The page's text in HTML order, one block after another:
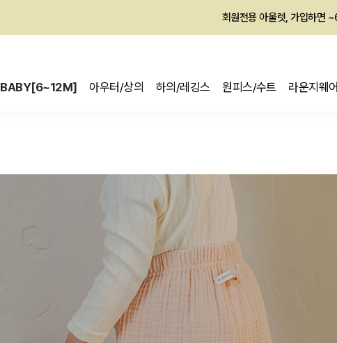
회원전용 아울렛, 가입하면
BABY[6~12M] 아우터/상의 하의/레깅스 원피스/수트 라운지웨